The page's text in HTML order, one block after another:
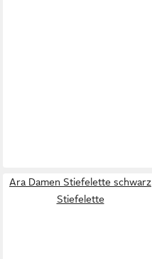
Ara Damen Stiefelette schwarz
Stiefelette